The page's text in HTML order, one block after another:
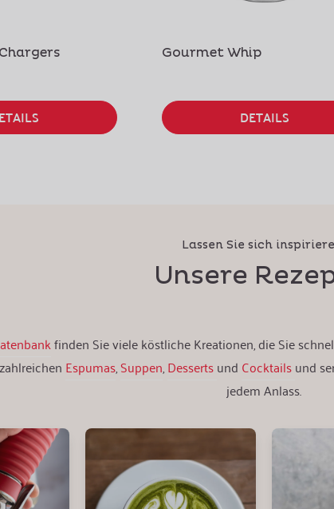
Gourmet Whip
DETAILS
Lassen Sie sich
Unsere
finden Sie viele köstliche Kreationen, die Sie
Espumas,Suppen,Dessertsund Cocktailsund
jedem Anlass.